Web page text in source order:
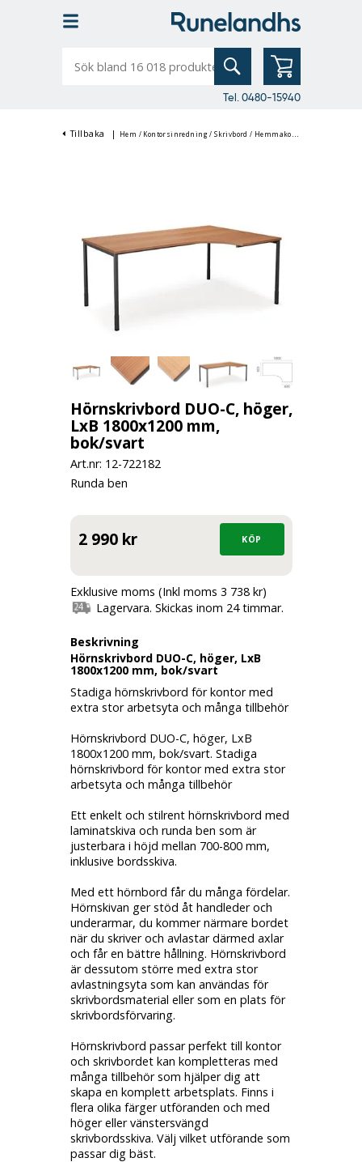
bland
Tel. 0480-15940
Tillbaka | Hem / Kontorsinredning /Skrivbord / Hemmakontor
Hörnskrivbord DUO-C, höger,
LxB 1800x1200 mm,
bok/svart
Art.nr: 12-722182
Runda ben
2 990 kr
Exklusive moms (Inkl moms 3 738 kr)
Lagervara. Skickas inom 24 timmar.
Beskrivning
Hörnskrivbord DUO-C, höger, LxB
1800x1200 mm, bok/svart
Stadiga hörnskrivbord för kontor med
extra stor arbetsyta och många tillbehör
Hörnskrivbord DUO-C, höger, LxB
1800x1200 mm, bok/svart. Stadiga
hörnskrivbord för kontor med extra stor
arbetsyta och många tillbehör
Ett enkelt och stilrent hörnskrivbord med
laminatskiva och runda ben som är
justerbara i höjd mellan 700-800 mm,
inklusive bordsskiva.
Med ett hörnbord får du många fördelar.
Hörnskivan ger stöd åt handleder och
underarmar, du kommer närmare bordet
när du skriver och avlastar därmed axlar
och får en bättre hållning. Hörnskrivbord
är dessutom större med extra stor
avlastningsyta som kan användas för
skrivbordsmaterial eller som en plats för
skrivbordsförvaring.
Hörnskrivbord passar perfekt till kontor
och skrivbordet kan kompletteras med
många tillbehör som hjälper dig att
skapa en komplett arbetsplats. Finns i
flera olika färger utföranden och med
höger eller vänstersvängd
skrivbordsskiva. Välj vilket utförande som
passar dig bäst.